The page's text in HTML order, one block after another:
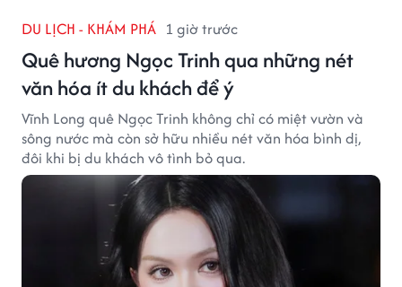
DU LỊCH - KHÁM PHÁ 1 giờ trước
Quê hương Ngọc Trinh qua những nét
văn hóa ít du khách để ý
Vĩnh Long quê Ngọc Trinh không chỉ có miệt vườn và
sông nước mà còn sở hữu nhiều nét văn hóa bình dị,
đôi khi bị du khách vô tình bỏ qua.